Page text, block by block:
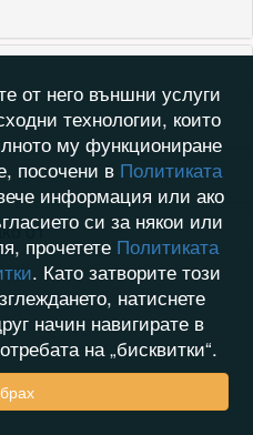
01
от него външни услуги
технологии, които
му функциониране
посочени в Политиката
информация или ако
си за някои или
прочетете Политиката
. Като затворите този
натиснете
начин навигирате в
на „бисквитки“.